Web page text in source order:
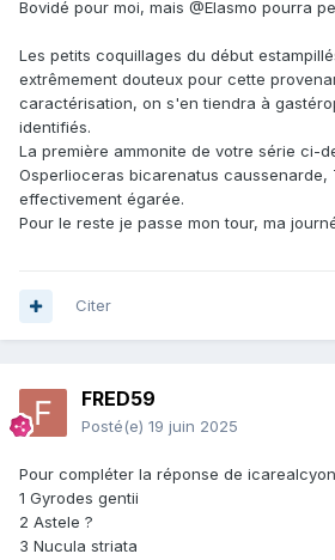
Bovidé pour moi, mais @Elasmo pourra
Les petits coquillages du début
extrêmement douteux pour cette
caractérisation, on s'en tiendra à
identifiés.
La première ammonite de votre série ci-
Osperlioceras bicarenatus caussenarde,
effectivement égarée.
Pour le reste je passe mon tour, ma
Citer
FRED59
Posté(e) 19 juin 2025
Pour compléter la réponse de
1 Gyrodes gentii
2 Astele ?
3 Nucula striata